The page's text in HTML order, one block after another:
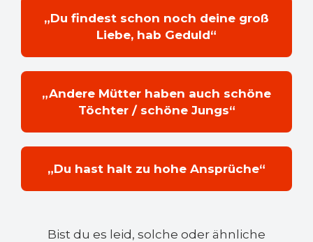
„Du findest schon noch deine groß
Liebe, hab Geduld“
„Andere Mütter haben auch schöne
Töchter / schöne Jungs“
„Du hast halt zu hohe Ansprüche“
Bist du es leid, solche oder ähnliche